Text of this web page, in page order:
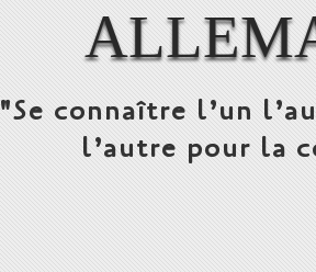
"Se connaître l’un
l’autre pour la